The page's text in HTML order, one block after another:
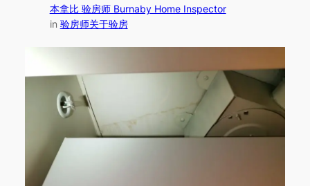
本拿比 验房师 Burnaby Home Inspector
in 验房师关于验房